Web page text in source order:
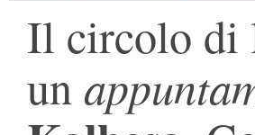
Il circolo di
un